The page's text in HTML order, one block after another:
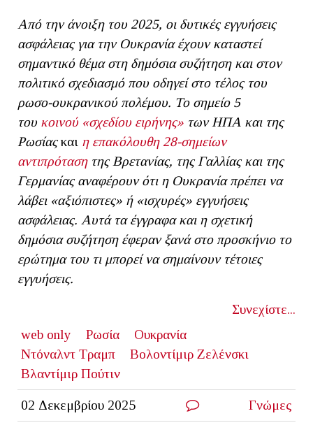
Από την άνοιξη του 2025, οι δυτικές εγγυήσεις
ασφάλειας για την Ουκρανία έχουν καταστεί
σημαντικό θέμα στη δημόσια συζήτηση και στον
πολιτικό σχεδιασμό που οδηγεί στο τέλος του
ρωσο-ουκρανικού πολέμου. Το σημείο 5
του κοινού «σχεδίου ειρήνης» των ΗΠΑ και της
Ρωσίαςκαι η επακόλουθη 28-σημείων
αντιπρότασητης Βρετανίας, της Γαλλίας και της
Γερμανίας αναφέρουν ότι η Ουκρανία πρέπει να
λάβει «αξιόπιστες» ή «ισχυρές» εγγυήσεις
ασφάλειας. Αυτά τα έγγραφα και η σχετική
δημόσια συζήτηση έφεραν ξανά στο προσκήνιο το
ερώτημα του τι μπορεί να σημαίνουν τέτοιες
εγγυήσεις.
Συνεχίστε...
web only
Ρωσία
Ουκρανία
Ντόναλντ Τραμπ
Βολοντίμιρ Ζελένσκι
Βλαντίμιρ Πούτιν
02 Δεκεμβρίου 2025 Γνώμες